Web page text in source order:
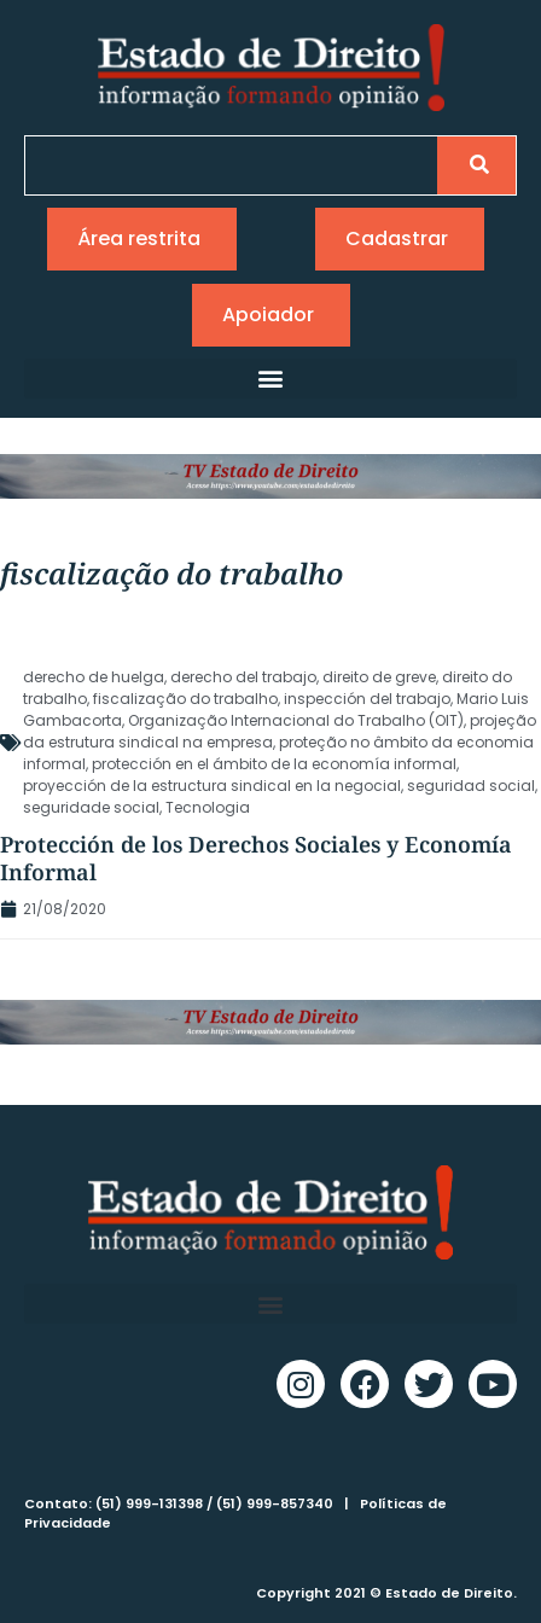
Área restrita Cadastrar
Apoiador
fiscalização do trabalho
derecho de huelga, derecho del trabajo, direito de greve, direito do
trabalho,fiscalização do trabalho,inspección del trabajo,Mario Luis
Gambacorta, Organização Internacional do Trabalho (OIT),projeção
da estrutura sindical na empresa,proteção no âmbito da economia
informal,protección en el ámbito de la economía informal,
proyección de la estructura sindical en la negocial, seguridad social,
seguridade social,Tecnologia
Protección de los Derechos Sociales y Economía
Informal
21/08/2020
Contato: (51) 999-131398 / (51) 999-857340 | Políticas de
Privacidade
Copyright 2021 © Estado de Direito.